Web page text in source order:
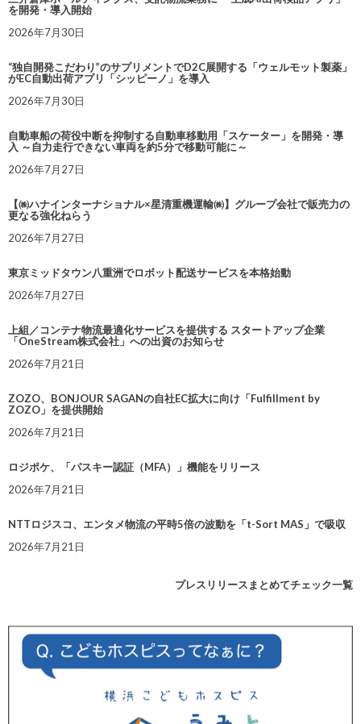
を開発・導入開始
2026年7月30日
“独自開発こだわり”のサプリメントでD2C展開する「ウェルモット製薬」
がEC自動出荷アプリ「シッピーノ」を導入
2026年7月30日
自動車船の荷役中断を抑制する自動車移動用「スケーター」を開発・導
入 ～自力走行できない車両を約5分で移動可能に～
2026年7月27日
【㈱ハナインターナショナル×星清重機運輸㈱】グループ会社で販売力の
更なる強化ねらう
2026年7月27日
東京ミッドタウン八重洲でロボット配送サービスを本格始動
2026年7月27日
上組／コンテナ物流最適化サービスを提供する スタートアップ企業
「OneStream株式会社」への出資のお知らせ
2026年7月21日
ZOZO、BONJOUR SAGANの自社EC拡大に向け「Fulfillment by
ZOZO」を提供開始
2026年7月21日
ロジポケ、「パスキー認証（MFA）」機能をリリース
2026年7月21日
NTTロジスコ、エンタメ物流の平時5倍の波動を「t-Sort MAS」で吸収
2026年7月21日
プレスリリースまとめてチェック一覧